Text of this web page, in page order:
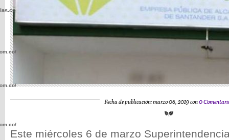
Fecha de publicación: marzo 06, 2019 con0
Este miércoles 6 de marzo
wp-
wp-
wp-
wp-